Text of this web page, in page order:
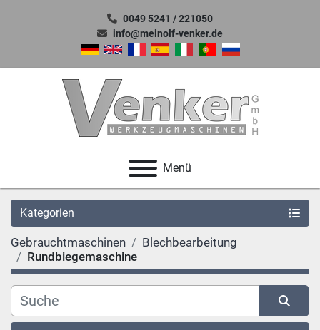
0049 5241 / 221050
info@meinolf-venker.de
Menü
Kategorien
Gebrauchtmaschinen
Blechbearbeitung
Rundbiegemaschine